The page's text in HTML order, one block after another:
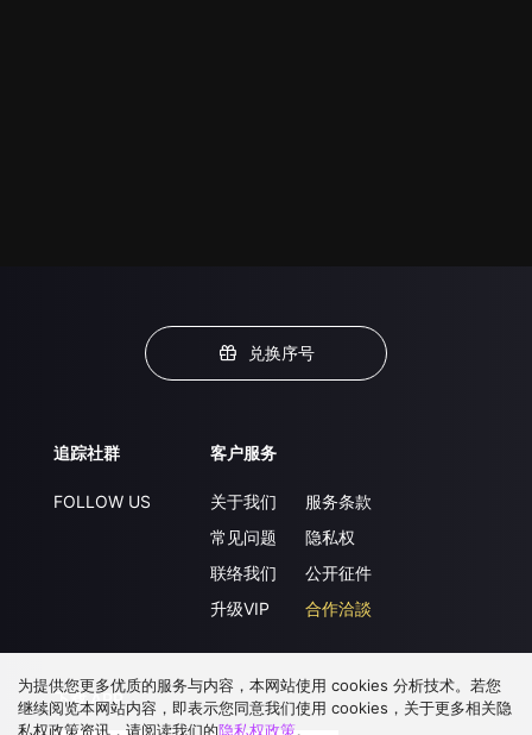
兑换序号
追踪社群
FOLLOW US
客户服务
关于我们
常见问题
联络我们
升级VIP
服务条款
隐私权
公开征件
合作洽談
下载 APP
为提供您更多优质的服务与内容，本网站使用 cookies 分析技术。若您
继续阅览本网站内容，即表示您同意我们使用 cookies，关于更多相关隐
私权政策资讯，请阅读我们的隐私权政策。